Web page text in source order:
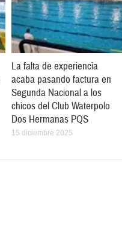
La falta de experiencia
acaba pasando factura en
Segunda Nacional a los
chicos del Club Waterpolo
Dos Hermanas PQS
15 diciembre 2025